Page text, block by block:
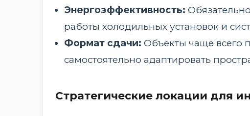
Энергоэффективность:
работы холодильных установок и
Формат сдачи: Объекты чаще всего
самостоятельно адаптировать
Стратегические локации для